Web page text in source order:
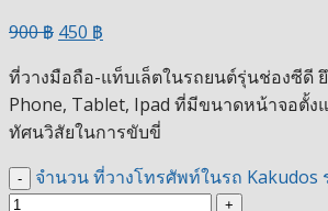
900฿ 450 ฿
ที่วางมือถือ-แท็บเล็ตในรถยนต์รุ่นช่องซีดี
Phone, Tablet, Ipad ที่มีขนาดหน้าจอตั้ง
ทัศนวิสัยในการขับขี่
จำนวน ที่วางโทรศัพท์ในรถ Kakudos